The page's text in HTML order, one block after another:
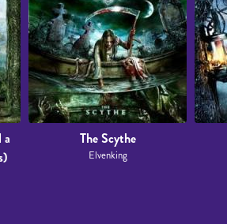
a
The Scythe
Elvenking